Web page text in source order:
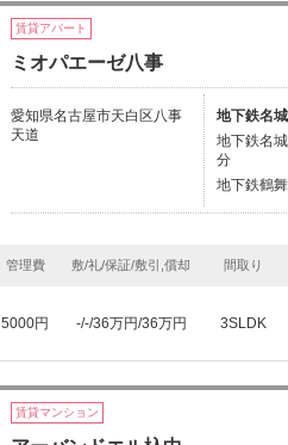
賃貸アパート
ミオパエーゼ八事
愛知県名古屋市天白区八事
天道
地下鉄名
地下鉄名
分
地下鉄鶴
管理費 敷/礼/保証/敷引,償却 間取り
5000円 -/-/36万円/36万円 3SLDK
賃貸マンション